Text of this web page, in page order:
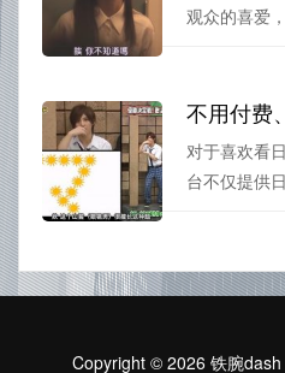
观众的喜爱
对于喜欢看
台不仅提供
Copyright © 2026 铁腕